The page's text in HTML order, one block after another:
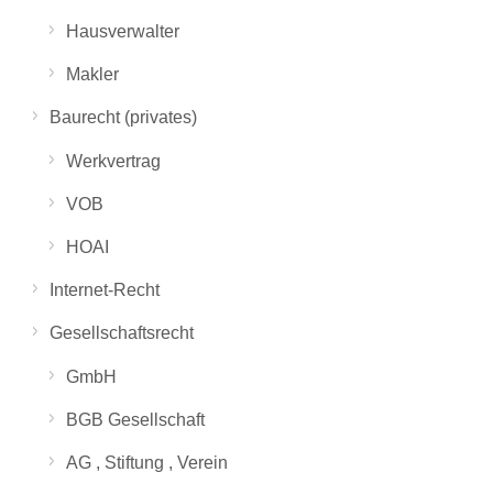
Hausverwalter
Makler
Baurecht (privates)
Werkvertrag
VOB
HOAI
Internet-Recht
Gesellschaftsrecht
GmbH
BGB Gesellschaft
AG , Stiftung , Verein